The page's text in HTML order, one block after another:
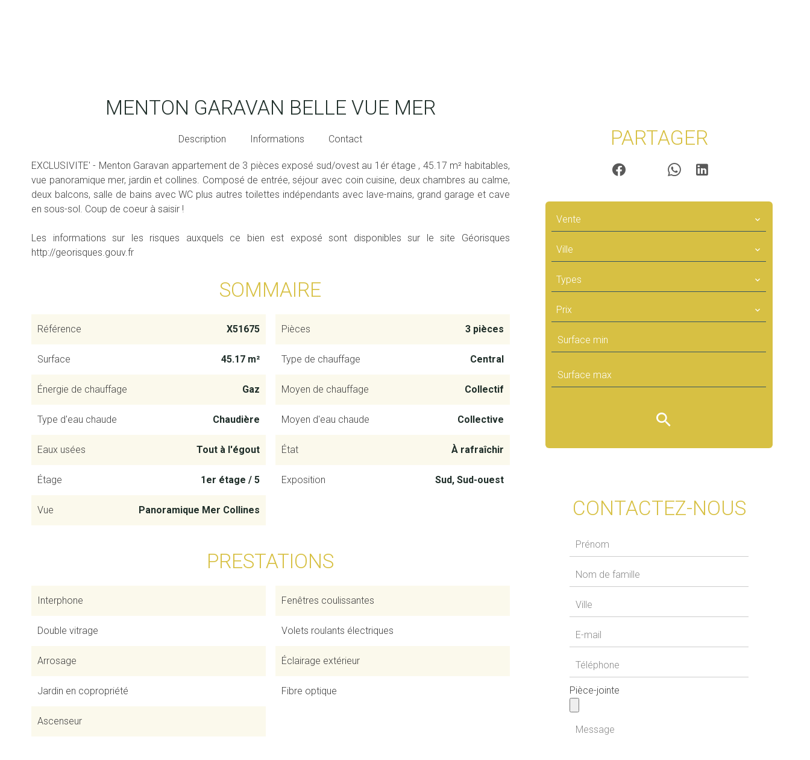
MENTON GARAVAN BELLE VUE MER
Description Informations Contact
EXCLUSIVITE' - Menton Garavan appartement de 3 pièces exposé sud/ovest au 1ér étage , 45.17 m² habitables,
vue panoramique mer, jardin et collines. Composé de entrée, séjour avec coin cuisine, deux chambres au calme,
deux balcons, salle de bains avec WC plus autres toilettes indépendants avec lave-mains, grand garage et cave
en sous-sol. Coup de coeur à saisir !
Les informations sur les risques auxquels ce bien est exposé sont disponibles sur le site Géorisques
http://georisques.gouv.fr
SOMMAIRE
Référence X51675 Pièces 3 pièces
Surface 45.17 m² Type de chauffage Central
Énergie de chauffage Gaz Moyen de chauffage Collectif
Type d'eau chaude Chaudière Moyen d'eau chaude Collective
Eaux usées Tout à l'égout État À rafraîchir
Étage 1er étage / 5 Exposition Sud, Sud-ouest
Vue Panoramique Mer Collines
PRESTATIONS
Interphone Fenêtres coulissantes
Double vitrage Volets roulants électriques
Arrosage Éclairage extérieur
Jardin en copropriété Fibre optique
Ascenseur
PARTAGER
Vente
Ville
Types
Prix
CONTACTEZ-NOUS
Pièce-jointe